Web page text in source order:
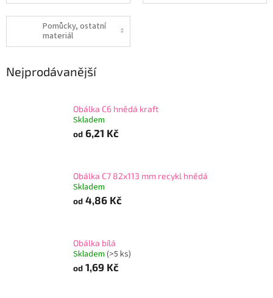
Pomůcky, ostatní
materiál
Nejprodávanější
Obálka C6 hnědá kraft
Skladem
od 6,21 Kč
Obálka C7 82x113 mm recykl hnědá
Skladem
od 4,86 Kč
Obálka bílá
Skladem (>5 ks)
od 1,69 Kč